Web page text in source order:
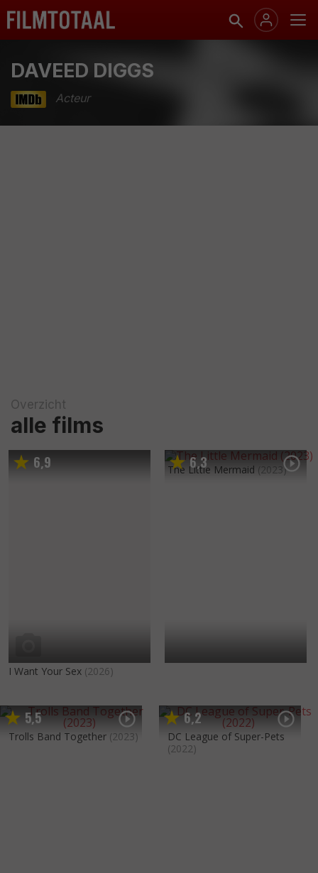
DAVEED DIGGS
Acteur
Overzicht
alle films
6,9
I Want Your Sex (2026)
6,3
The Little Mermaid (2023)
5,5
Trolls Band Together (2023)
6,2
DC League of Super-Pets
(2022)